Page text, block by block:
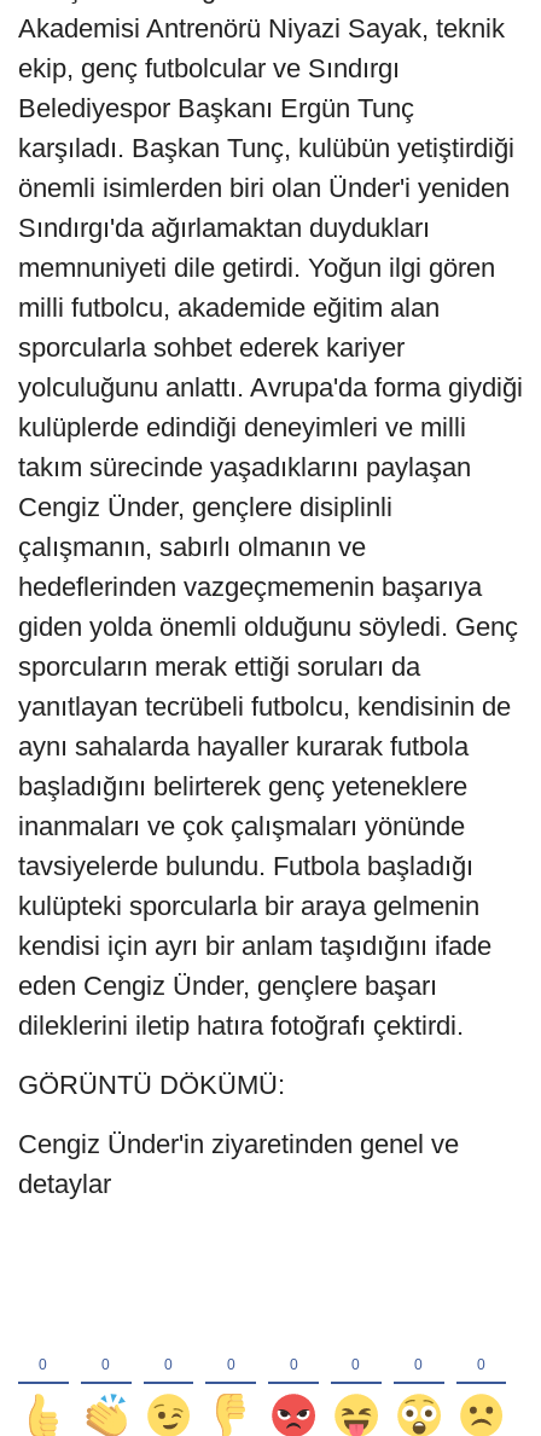
Akademisi Antrenörü Niyazi Sayak, teknik
ekip, genç futbolcular ve Sındırgı
Belediyespor Başkanı Ergün Tunç
karşıladı. Başkan Tunç, kulübün yetiştirdiği
önemli isimlerden biri olan Ünder'i yeniden
Sındırgı'da ağırlamaktan duydukları
memnuniyeti dile getirdi. Yoğun ilgi gören
milli futbolcu, akademide eğitim alan
sporcularla sohbet ederek kariyer
yolculuğunu anlattı. Avrupa'da forma giydiği
kulüplerde edindiği deneyimleri ve milli
takım sürecinde yaşadıklarını paylaşan
Cengiz Ünder, gençlere disiplinli
çalışmanın, sabırlı olmanın ve
hedeflerinden vazgeçmemenin başarıya
giden yolda önemli olduğunu söyledi. Genç
sporcuların merak ettiği soruları da
yanıtlayan tecrübeli futbolcu, kendisinin de
aynı sahalarda hayaller kurarak futbola
başladığını belirterek genç yeteneklere
inanmaları ve çok çalışmaları yönünde
tavsiyelerde bulundu. Futbola başladığı
kulüpteki sporcularla bir araya gelmenin
kendisi için ayrı bir anlam taşıdığını ifade
eden Cengiz Ünder, gençlere başarı
dileklerini iletip hatıra fotoğrafı çektirdi.
GÖRÜNTÜ DÖKÜMÜ:
Cengiz Ünder'in ziyaretinden genel ve
detaylar